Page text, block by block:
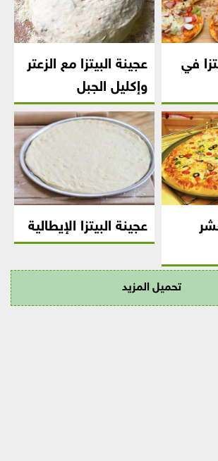
في
عجينة البيتزا مع الزعتر
وإكليل الجبل
عجينة البيتزا الإيطالية
تحميل المزيد